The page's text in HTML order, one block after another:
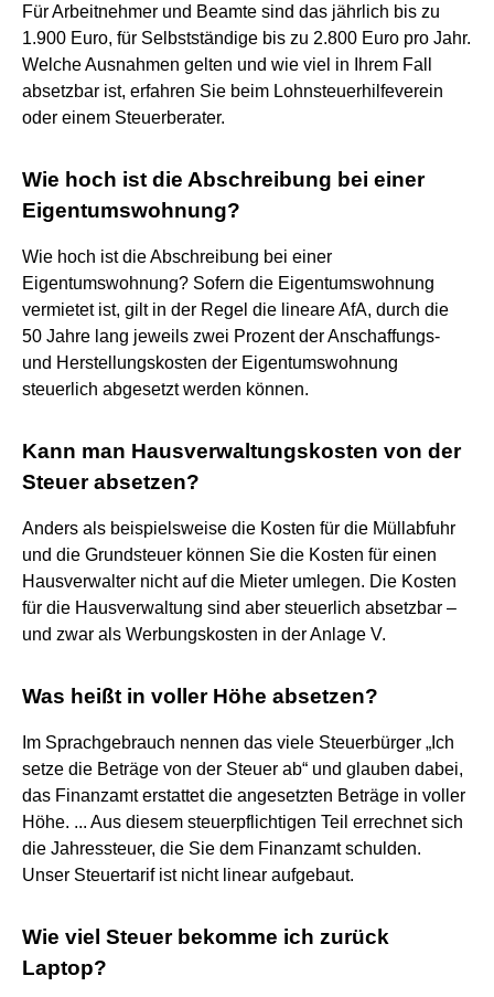
Für Arbeitnehmer und Beamte sind das jährlich bis zu
1.900 Euro, für Selbstständige bis zu 2.800 Euro pro Jahr.
Welche Ausnahmen gelten und wie viel in Ihrem Fall
absetzbar ist, erfahren Sie beim Lohnsteuerhilfeverein
oder einem Steuerberater.
Wie hoch ist die Abschreibung bei einer
Eigentumswohnung?
Wie hoch ist die Abschreibung bei einer
Eigentumswohnung? Sofern die Eigentumswohnung
vermietet ist, gilt in der Regel die lineare AfA, durch die
50 Jahre lang jeweils zwei Prozent der Anschaffungs-
und Herstellungskosten der Eigentumswohnung
steuerlich abgesetzt werden können.
Kann man Hausverwaltungskosten von der
Steuer absetzen?
Anders als beispielsweise die Kosten für die Müllabfuhr
und die Grundsteuer können Sie die Kosten für einen
Hausverwalter nicht auf die Mieter umlegen. Die Kosten
für die Hausverwaltung sind aber steuerlich absetzbar –
und zwar als Werbungskosten in der Anlage V.
Was heißt in voller Höhe absetzen?
Im Sprachgebrauch nennen das viele Steuerbürger „Ich
setze die Beträge von der Steuer ab“ und glauben dabei,
das Finanzamt erstattet die angesetzten Beträge in voller
Höhe. ... Aus diesem steuerpflichtigen Teil errechnet sich
die Jahressteuer, die Sie dem Finanzamt schulden.
Unser Steuertarif ist nicht linear aufgebaut.
Wie viel Steuer bekomme ich zurück
Laptop?